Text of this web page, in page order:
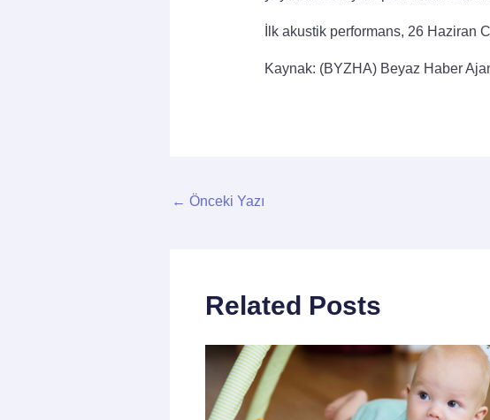
İlk akustik performans, 26 Haziran
Kaynak: (BYZHA) Beyaz Haber
← Önceki Yazı
Related Posts